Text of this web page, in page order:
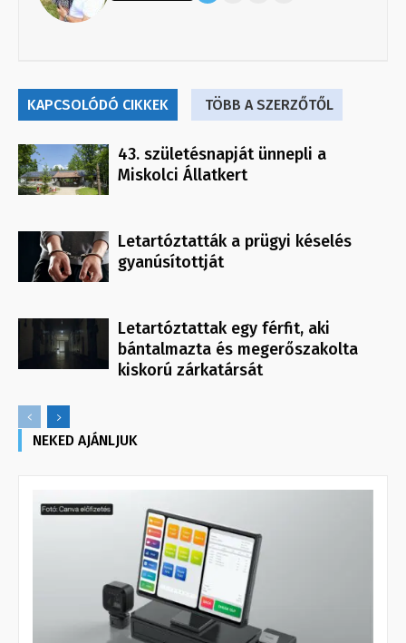
KAPCSOLÓDÓ CIKKEK TÖBB A SZERZŐTŐL
43. születésnapját ünnepli a
Miskolci Állatkert
Letartóztatták a prügyi késelés
gyanúsítottját
Letartóztattak egy férfit, aki
bántalmazta és megerőszakolta
kiskorú zárkatársát
NEKED AJÁNLJUK